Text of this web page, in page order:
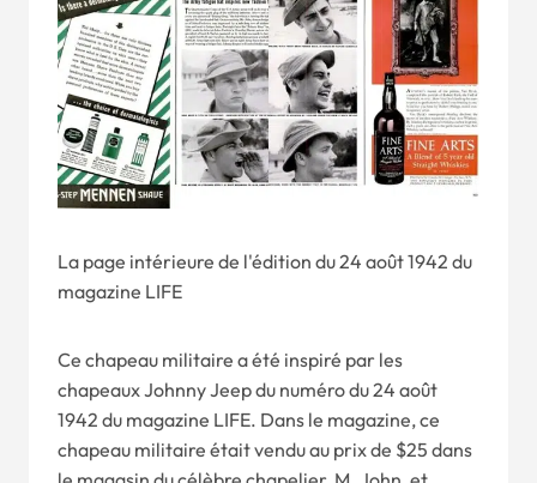
La page intérieure de l'édition du 24 août 1942 du
magazine LIFE
Ce chapeau militaire a été inspiré par les
chapeaux Johnny Jeep du numéro du 24 août
1942 du magazine LIFE. Dans le magazine, ce
chapeau militaire était vendu au prix de $25 dans